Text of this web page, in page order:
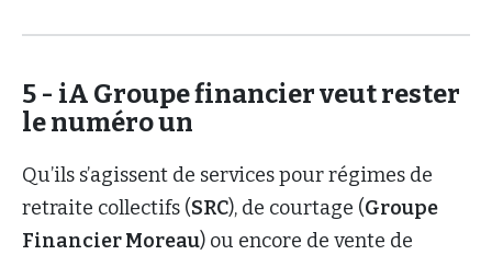
5 - iA Groupe financier veut rester
le numéro un
Qu’ils s’agissent de services pour régimes de
retraite collectifs (SRC), de courtage (Groupe
Financier Moreau) ou encore de vente de